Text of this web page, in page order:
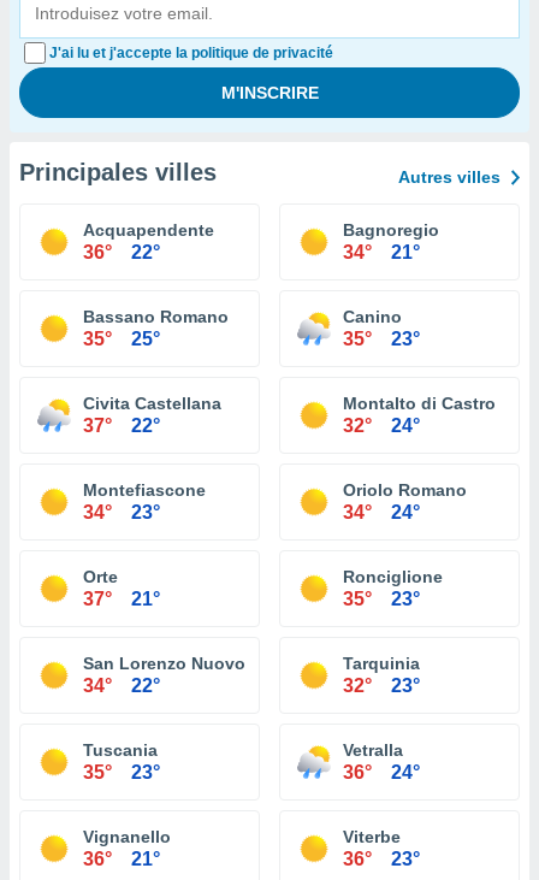
J'ai lu et j'accepte la politique de privacité
Principales villes Autres villes
Acquapendente
36° 22°
Bagnoregio
34° 21°
Bassano Romano
35° 25°
Canino
35° 23°
Civita Castellana
37° 22°
Montalto di Castro
32° 24°
Montefiascone
34° 23°
Oriolo Romano
34° 24°
Orte
37° 21°
Ronciglione
35° 23°
San Lorenzo Nuovo
34° 22°
Tarquinia
32° 23°
Tuscania
35° 23°
Vetralla
36° 24°
Vignanello
36° 21°
Viterbe
36° 23°